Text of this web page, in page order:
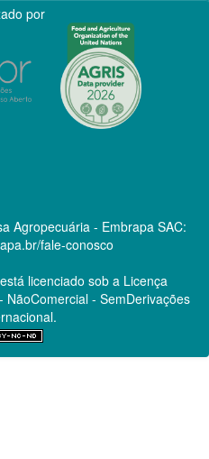
por
Agropecuária - Embrapa SAC:
fale-conosco
licenciado sob a Licença
- SemDerivações